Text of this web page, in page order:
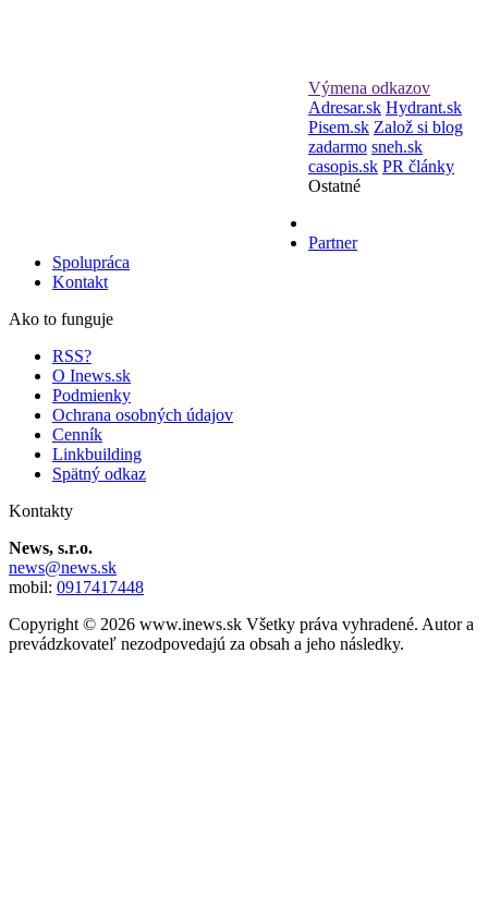
Výmena odkazov
Adresar.sk Hydrant.sk
Pisem.sk Založ si blog
zadarmo sneh.sk
casopis.sk PR články
Ostatné
Partner
Spolupráca
Kontakt
Ako to funguje
RSS?
O Inews.sk
Podmienky
Ochrana osobných údajov
Cenník
Linkbuilding
Spätný odkaz
Kontakty
News, s.r.o.
news@news.sk
mobil: 0917417448
Copyright © 2026 www.inews.sk Všetky práva vyhradené. Autor a
prevádzkovateľ nezodpovedajú za obsah a jeho následky.